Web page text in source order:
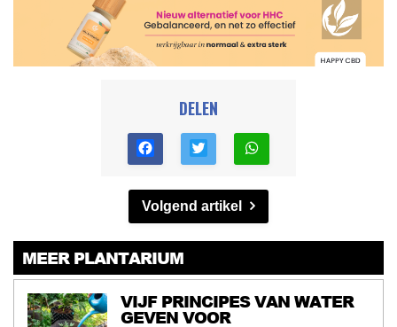
DELEN
Volgend artikel
MEER PLANTARIUM
VIJF PRINCIPES VAN WATER
GEVEN VOOR